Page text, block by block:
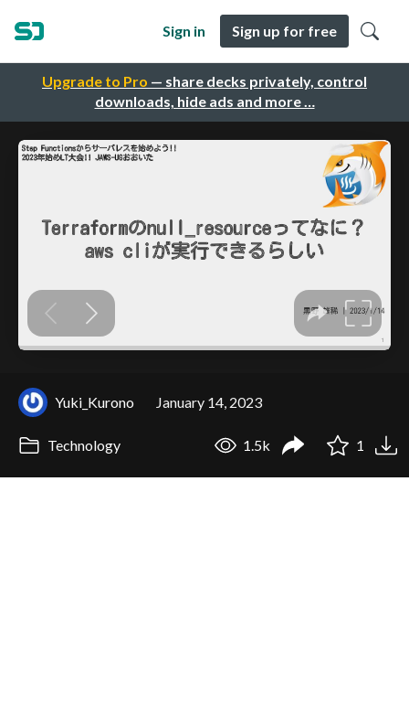
Upgrade to Pro — share decks privately, control
downloads, hide ads and more …
Sign in Sign up for free
Yuki_Kurono January 14, 2023
Technology 1.5k 1